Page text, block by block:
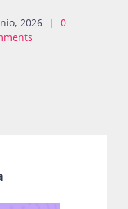
2026 |
0